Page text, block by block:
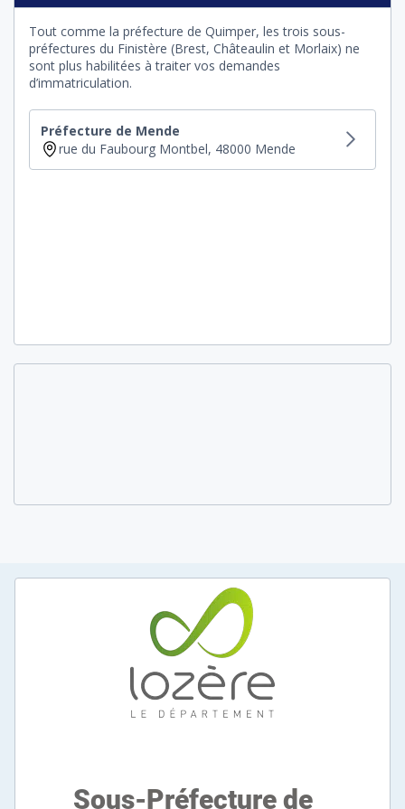
Tout comme la préfecture de Quimper, les trois sous-
préfectures du Finistère (Brest, Châteaulin et Morlaix) ne
sont plus habilitées à traiter vos demandes
d’immatriculation.
Préfecture de Mende
rue du Faubourg Montbel, 48000 Mende